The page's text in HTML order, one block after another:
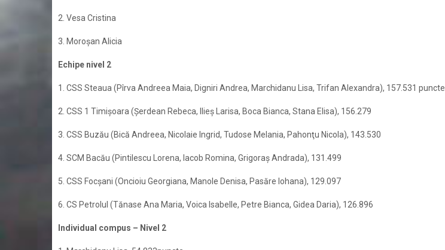
2. Vesa Cristina
3. Moroşan Alicia
Echipe nivel 2
1. CSS Steaua (Pîrva Andreea Maia, Digniri Andrea, Marchidanu Lisa, Trifan Alexandra), 157.531 puncte
2. CSS 1 Timişoara (Şerdean Rebeca, Ilieş Larisa, Boca Bianca, Stana Elisa), 156.279
3. CSS Buzău (Bică Andreea, Nicolaie Ingrid, Tudose Melania, Pahonţu Nicola), 143.530
4. SCM Bacău (Pintilescu Lorena, Iacob Romina, Grigoraş Andrada), 131.499
5. CSS Focşani (Oncioiu Georgiana, Manole Denisa, Pasăre Iohana), 129.097
6. CS Petrolul (Tănase Ana Maria, Voica Isabelle, Petre Bianca, Gidea Daria), 126.896
Individual compus – Nivel 2